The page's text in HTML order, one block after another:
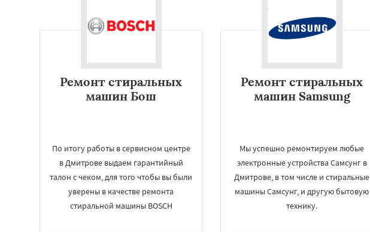
Ремонт стиральных
машин Бош
По итогу работы в сервисном центре
в Дмитрове выдаем гарантийный
талон с чеком, для того чтобы вы были
уверены в качестве ремонта
стиральной машины BOSCH
Ремонт стиральных
машин Samsung
Мы успешно ремонтируем любые
электронные устройства Самсунг в
Дмитрове, в том числе и стиральные
машины Самсунг, и другую бытовую
технику.